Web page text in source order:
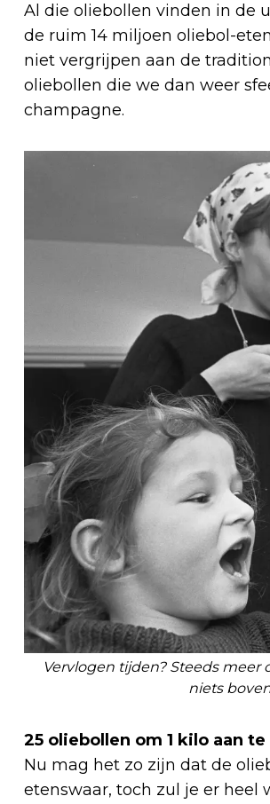
Al die oliebollen vinden in de
de ruim 14 miljoen oliebol-
niet vergrijpen aan de
oliebollen die we dan weer
champagne.
Vervlogen tijden? Steeds
niets
25 oliebollen om 1 kilo aan
Nu mag het zo zijn dat de
etenswaar, toch zul je er